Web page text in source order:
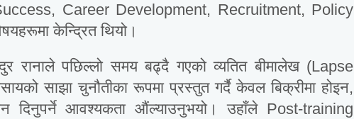
Career Development, Recruitment, Policy
केन्द्रित थियो।
रानाले पछिल्लो समय बढ्दै गएको व्यतित बीमालेख (Lapse
साझा चुनौतीका रूपमा प्रस्तुत गर्दै केवल बिक्रीमा होइन,
दिनुपर्ने आवश्यकता औंल्याउनुभयो। उहाँले Post-training